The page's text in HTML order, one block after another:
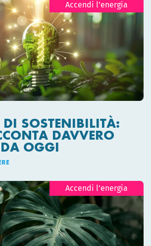
Accendi l’energia
SOSTENIBILITÀ:
DAVVERO
OGGI
Accendi l’energia